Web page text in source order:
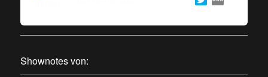
Shownotes von: